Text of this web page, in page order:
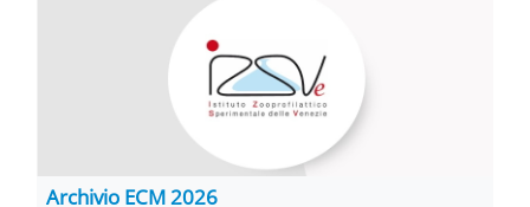
Archivio ECM 2026